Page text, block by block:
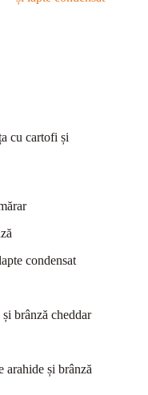
cu cartofi și
condensat
brânză cheddar
arahide și brânză